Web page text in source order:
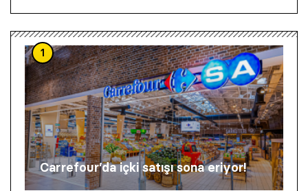
1
Carrefour’da içki satışı sona eriyor!